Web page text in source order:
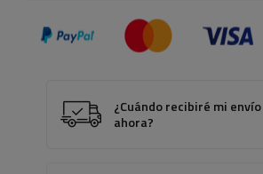
¿Cuándo recibiré mi
ahora?